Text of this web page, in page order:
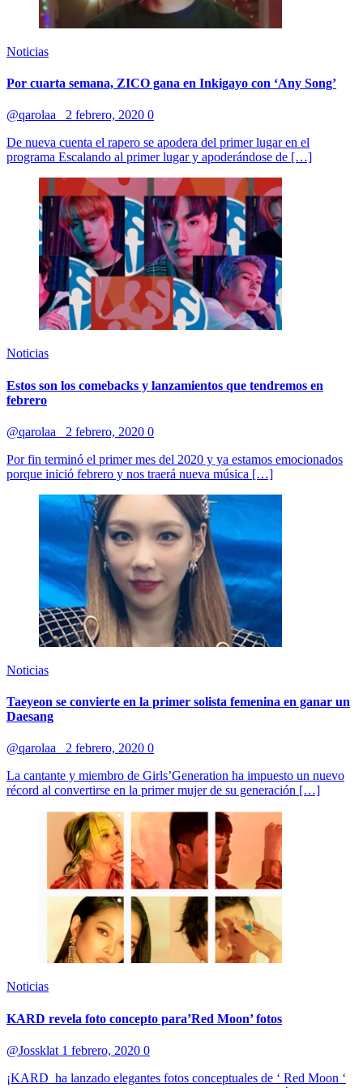
Noticias
Por cuarta semana, ZICO gana en Inkigayo con ‘Any Song’
@qarolaa_ 2 febrero, 2020 0
De nueva cuenta el rapero se apodera del primer lugar en el
programa Escalando al primer lugar y apoderándose de […]
Noticias
Estos son los comebacks y lanzamientos que tendremos en
febrero
@qarolaa_ 2 febrero, 2020 0
Por fin terminó el primer mes del 2020 y ya estamos emocionados
porque inició febrero y nos traerá nueva música […]
Noticias
Taeyeon se convierte en la primer solista femenina en ganar un
Daesang
@qarolaa_ 2 febrero, 2020 0
La cantante y miembro de Girls’Generation ha impuesto un nuevo
récord al convertirse en la primer mujer de su generación […]
Noticias
KARD revela foto concepto para’Red Moon’ fotos
@Jossklat 1 febrero, 2020 0
¡KARD ha lanzado elegantes fotos conceptuales de ‘ Red Moon ‘